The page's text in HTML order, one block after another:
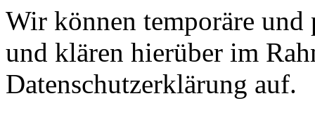
Wir können temporäre und
und klären hierüber im
Datenschutzerklärung auf.